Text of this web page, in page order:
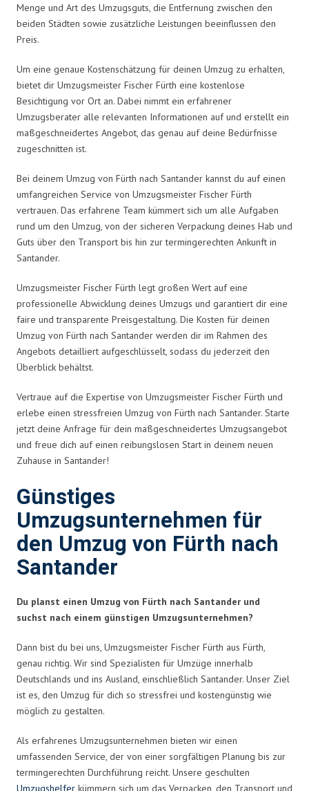
Menge und Art des Umzugsguts, die Entfernung zwischen den
beiden Städten sowie zusätzliche Leistungen beeinflussen den
Preis.
Um eine genaue Kostenschätzung für deinen Umzug zu erhalten,
bietet dir Umzugsmeister Fischer Fürth eine kostenlose
Besichtigung vor Ort an. Dabei nimmt ein erfahrener
Umzugsberater alle relevanten Informationen auf und erstellt ein
maßgeschneidertes Angebot, das genau auf deine Bedürfnisse
zugeschnitten ist.
Bei deinem Umzug von Fürth nach Santander kannst du auf einen
umfangreichen Service von Umzugsmeister Fischer Fürth
vertrauen. Das erfahrene Team kümmert sich um alle Aufgaben
rund um den Umzug, von der sicheren Verpackung deines Hab und
Guts über den Transport bis hin zur termingerechten Ankunft in
Santander.
Umzugsmeister Fischer Fürth legt großen Wert auf eine
professionelle Abwicklung deines Umzugs und garantiert dir eine
faire und transparente Preisgestaltung. Die Kosten für deinen
Umzug von Fürth nach Santander werden dir im Rahmen des
Angebots detailliert aufgeschlüsselt, sodass du jederzeit den
Überblick behältst.
Vertraue auf die Expertise von Umzugsmeister Fischer Fürth und
erlebe einen stressfreien Umzug von Fürth nach Santander. Starte
jetzt deine Anfrage für dein maßgeschneidertes Umzugsangebot
und freue dich auf einen reibungslosen Start in deinem neuen
Zuhause in Santander!
Günstiges
Umzugsunternehmen für
den Umzug von Fürth nach
Santander
Du planst einen Umzug von Fürth nach Santander und
suchst nach einem günstigen Umzugsunternehmen?
Dann bist du bei uns, Umzugsmeister Fischer Fürth aus Fürth,
genau richtig. Wir sind Spezialisten für Umzüge innerhalb
Deutschlands und ins Ausland, einschließlich Santander. Unser Ziel
ist es, den Umzug für dich so stressfrei und kostengünstig wie
möglich zu gestalten.
Als erfahrenes Umzugsunternehmen bieten wir einen
umfassenden Service, der von einer sorgfältigen Planung bis zur
termingerechten Durchführung reicht. Unsere geschulten
Umzugshelfer kümmern sich um das Verpacken, den Transport und